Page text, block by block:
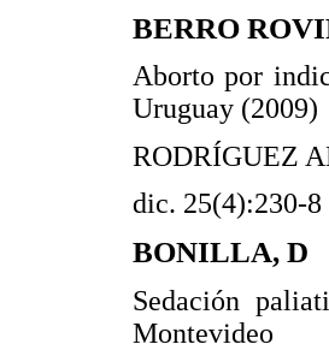
BERRO
Aborto por
Uruguay (2009)
RODRÍGUEZ
dic. 25(4):230-8
BONILLA, D
Sedación
Montevideo